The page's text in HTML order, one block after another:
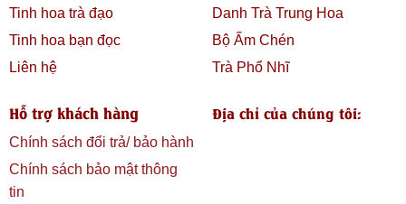
Tinh hoa trà đạo
Tinh hoa bạn đọc
Liên hệ
Danh Trà Trung Hoa
Bộ Ấm Chén
Trà Phổ Nhĩ
Hỗ trợ khách hàng
Chính sách đổi trả/ bảo hành
Chính sách bảo mật thông
tin
Địa chỉ của chúng tôi: